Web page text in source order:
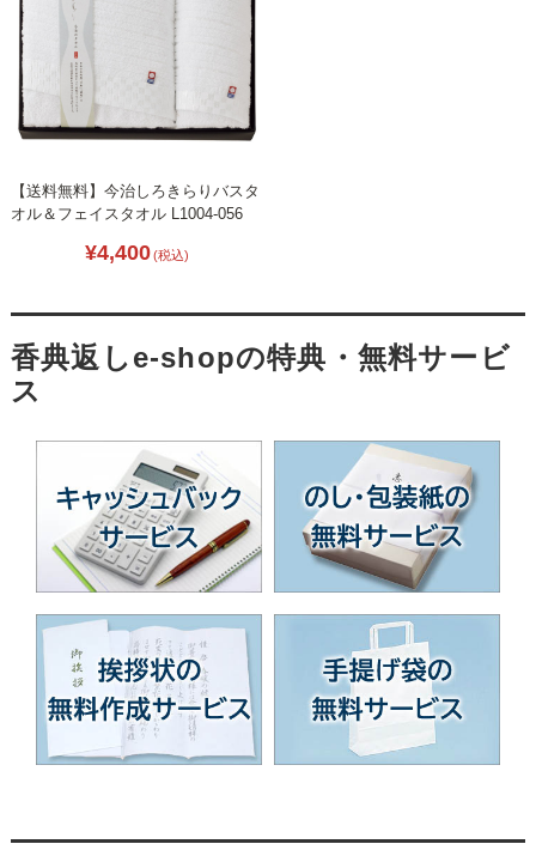
【送料無料】今治しろきらりバスタ
オル＆フェイスタオル L1004-056
¥4,400(税込)
香典返しe-shopの特典・無料サービ
ス